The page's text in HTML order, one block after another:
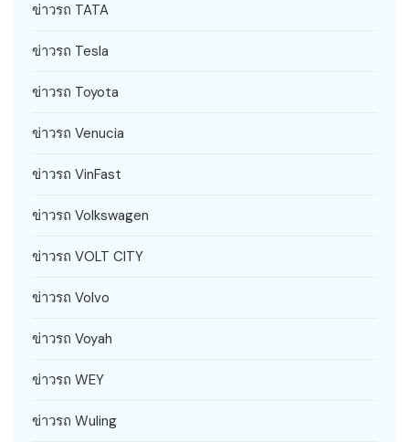
ข่าวรถ TATA
ข่าวรถ Tesla
ข่าวรถ Toyota
ข่าวรถ Venucia
ข่าวรถ VinFast
ข่าวรถ Volkswagen
ข่าวรถ VOLT CITY
ข่าวรถ Volvo
ข่าวรถ Voyah
ข่าวรถ WEY
ข่าวรถ Wuling